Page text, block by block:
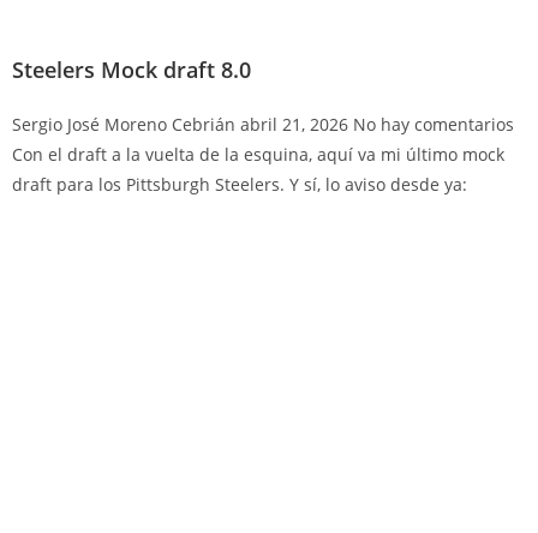
Steelers Mock draft 8.0
Sergio José Moreno Cebrián abril 21, 2026 No hay comentarios
Con el draft a la vuelta de la esquina, aquí va mi último mock
draft para los Pittsburgh Steelers. Y sí, lo aviso desde ya: